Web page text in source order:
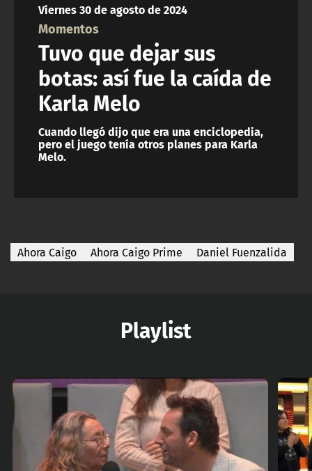
Viernes 30 de agosto de 2024
Momentos
Tuvo que dejar sus
botas: así fue la caída de
Karla Melo
Cuando llegó dijo que era una enciclopedia,
pero el juego tenía otros planes para Karla
Melo.
Ahora Caigo Ahora Caigo Prime Daniel Fuenzalida
Playlist